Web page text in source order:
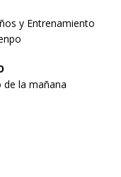
y Entrenamiento
de la mañana